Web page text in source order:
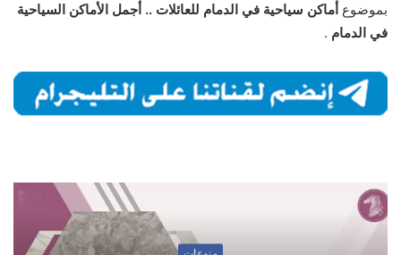
بموضوع أماكن سياحية في الدمام للعائلات .. أجمل الأماكن السياحية
في الدمام .